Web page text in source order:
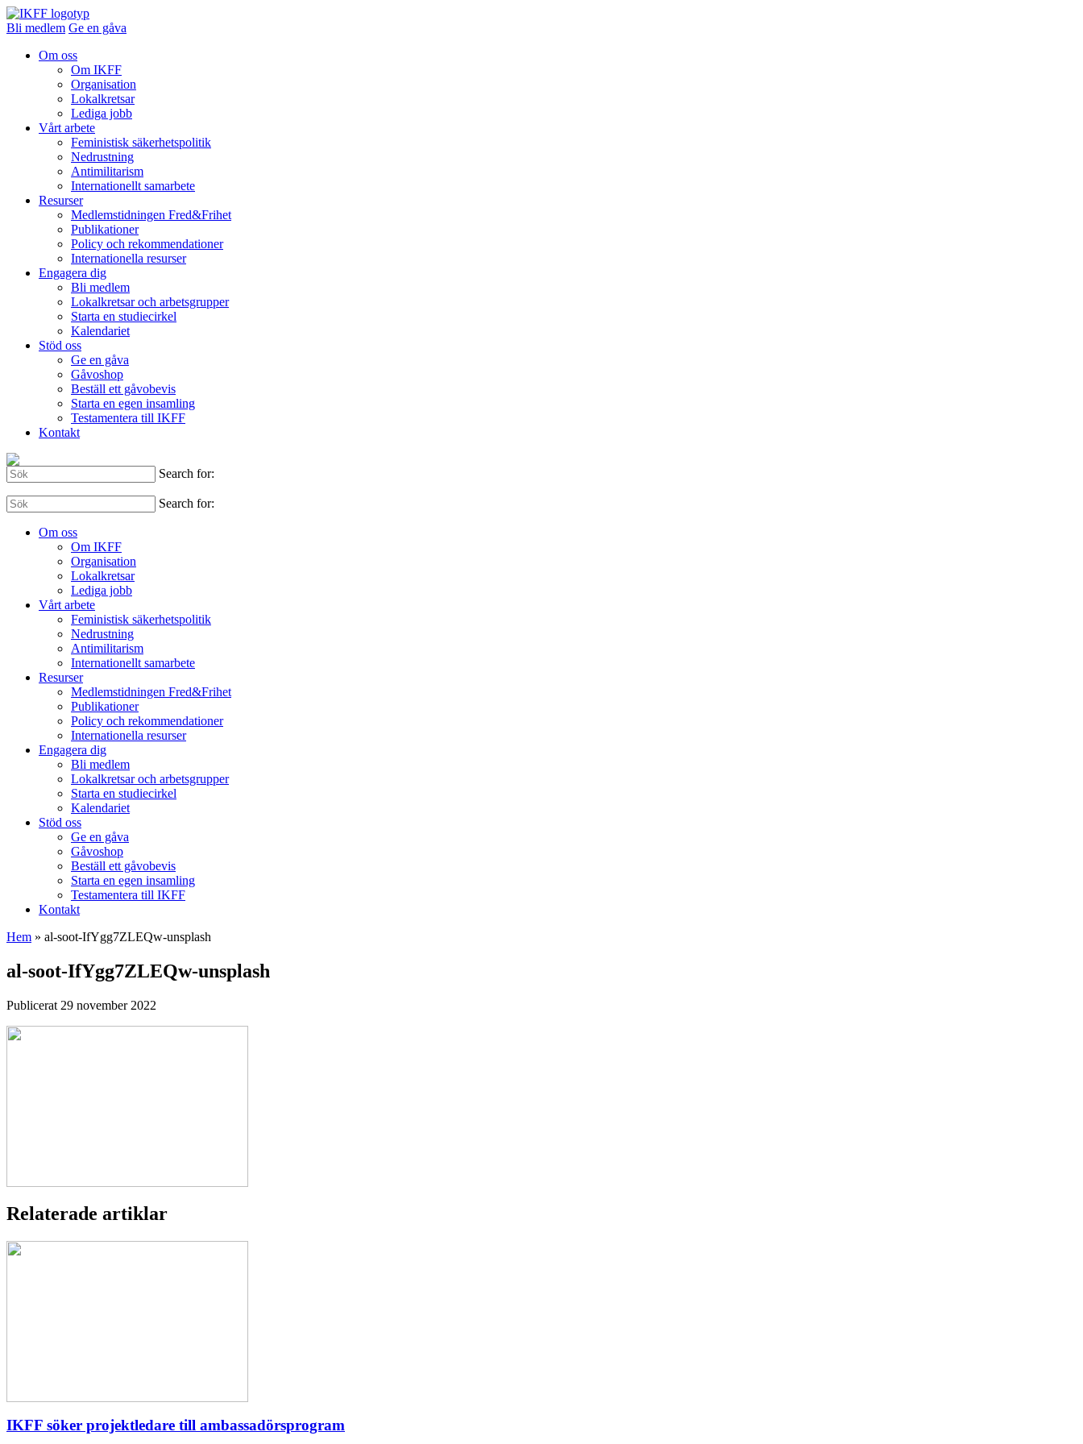
Bli medlem Ge en gåva
Om oss
Om IKFF
Organisation
Lokalkretsar
Lediga jobb
Vårt arbete
Feministisk säkerhetspolitik
Nedrustning
Antimilitarism
Internationellt samarbete
Resurser
Medlemstidningen Fred&Frihet
Publikationer
Policy och rekommendationer
Internationella resurser
Engagera dig
Bli medlem
Lokalkretsar och arbetsgrupper
Starta en studiecirkel
Kalendariet
Stöd oss
Ge en gåva
Gåvoshop
Beställ ett gåvobevis
Starta en egen insamling
Testamentera till IKFF
Kontakt
Search for:
Search for:
Om oss
Om IKFF
Organisation
Lokalkretsar
Lediga jobb
Vårt arbete
Feministisk säkerhetspolitik
Nedrustning
Antimilitarism
Internationellt samarbete
Resurser
Medlemstidningen Fred&Frihet
Publikationer
Policy och rekommendationer
Internationella resurser
Engagera dig
Bli medlem
Lokalkretsar och arbetsgrupper
Starta en studiecirkel
Kalendariet
Stöd oss
Ge en gåva
Gåvoshop
Beställ ett gåvobevis
Starta en egen insamling
Testamentera till IKFF
Kontakt
Hem » al-soot-IfYgg7ZLEQw-unsplash
al-soot-IfYgg7ZLEQw-unsplash
Publicerat 29 november 2022
Relaterade artiklar
IKFF söker projektledare till ambassadörsprogram